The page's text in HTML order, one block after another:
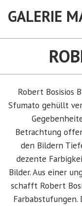
GALERIE
Robert Bosisios
Sfumato gehüllt
Betrachtung
den Bildern
dezente
Bilder. Aus einer
schafft Robert
Farbabstufungen.